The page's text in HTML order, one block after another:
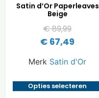
Satin d’Or Paperleaves
Beige
€89,99
€ 67,49
Merk Satin d'Or
Opties selecteren